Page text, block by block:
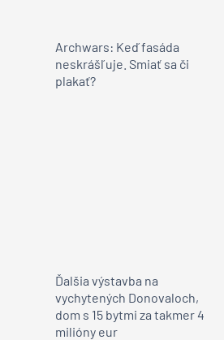
Archwars: Keď fasáda
neskrášľuje. Smiať sa či
plakať?
Ďalšia výstavba na
vychytených Donovaloch,
dom s 15 bytmi za takmer 4
milióny eur